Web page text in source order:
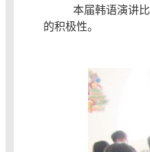
本届韩语演讲
的积极性。